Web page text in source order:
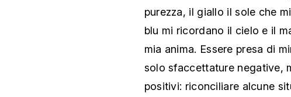
purezza, il giallo il sole che
blu mi ricordano il cielo e il
mia anima. Essere presa di
solo sfaccettature negative,
positivi: riconciliare alcune